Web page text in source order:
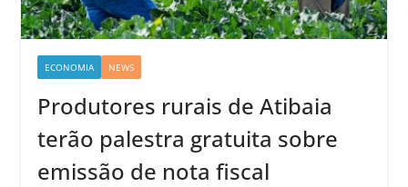
ECONOMIA NEWS
Produtores rurais de Atibaia
terão palestra gratuita sobre
emissão de nota fiscal